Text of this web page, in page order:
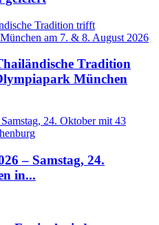
Tradition
München
– Samstag, 24.
in...